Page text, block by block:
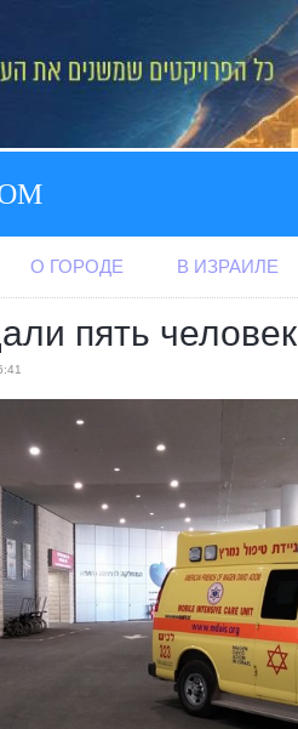
О ГОРОДЕ В ИЗРАИЛЕ
пять человек